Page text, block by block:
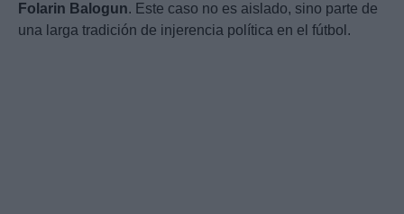
Folarin Balogun. Este caso no es aislado, sino parte de
una larga tradición de injerencia política en el fútbol.